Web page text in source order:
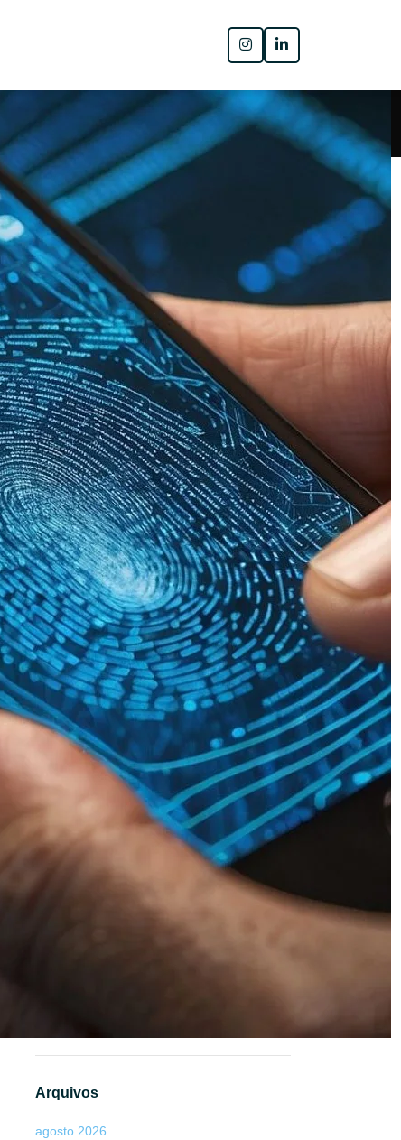
Pesquisar
Posts recentes
Biometric Systems: What Do I Really
Need?
Sistemas biométricos: o que eu
realmente preciso ?
New Trends in Behavioral Biometrics
Novas Tendências em Biometria
Comportamental
False Positives and False Negatives:
Why Measuring Only Accuracy Is Not
Enough
Comentários
Biometria com Prova de Vida no Varejo
Digital - Biometria Digital e Prova de Vida
em São Paulo e CuritibaemPerdas por
Fricção na Biometria Facial no Varejo
Digital: Estatísticas, Impactos e Motivos
Henrique Sérgio Gutierrez da Costaem
Além da Lente: Como Deepfakes
Invadem a Câmera do Celular e Enganam
Sistemas Biométricos
Além da Lente: Como Deepfakes
Invadem a Câmera do Celular e Enganam
Henrique Sérgio Gutierrez da Costaem
Biometria para Previdência: 9 fraudes
Além da Lente: Como
Arquivos
agosto 2026